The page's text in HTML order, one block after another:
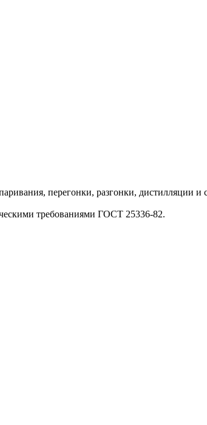
перегонки, разгонки, дистилляции
требованиями ГОСТ 25336-82.